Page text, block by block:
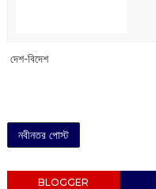
‌ দেশ-বিদেশ
নবীনতর পোস্ট
BLOGGER